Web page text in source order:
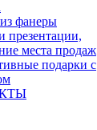
фанеры
презентации,
места продаж
подарки с